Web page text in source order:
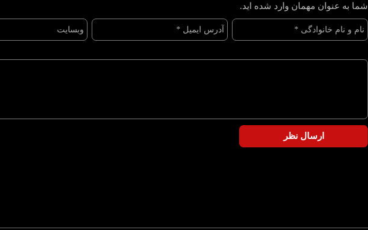
شما به عنوان مهمان وارد شده اید.